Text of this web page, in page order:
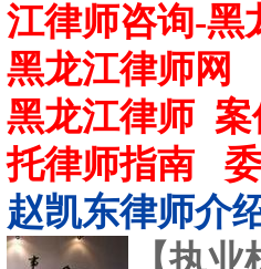
江律师咨询-黑
黑龙江律师网
黑龙江律师 案
托律师指南
赵凯东律师介
【执